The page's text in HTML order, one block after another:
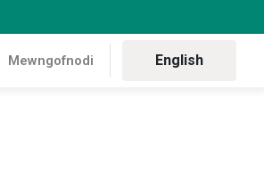
Mewngofnodi English